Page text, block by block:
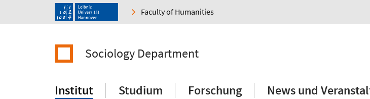
Faculty of Humanities
Sociology Department
Institut Studium Forschung News und